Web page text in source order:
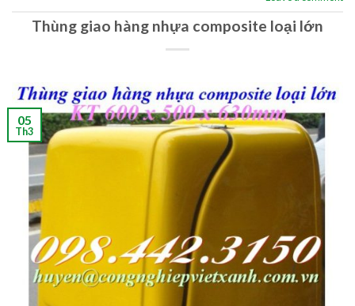
Thùng giao hàng nhựa composite loại lớn
05
Th3